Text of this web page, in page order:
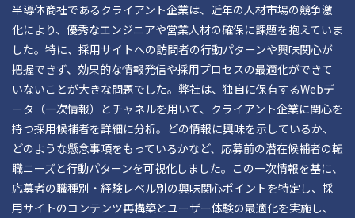
半導体商社であるクライアント企業は、近年の人材市場の競争激
化により、優秀なエンジニアや営業人材の確保に課題を抱えていま
した。特に、採用サイトへの訪問者の行動パターンや興味関心が
把握できず、効果的な情報発信や採用プロセスの最適化ができて
いないことが大きな問題でした。弊社は、独自に保有するWebデ
ータ（一次情報）とチャネルを用いて、クライアント企業に関心を
持つ採用候補者を詳細に分析。どの情報に興味を示しているか、
どのような懸念事項をもっているかなど、応募前の潜在候補者の転
職ニーズと行動パターンを可視化しました。この一次情報を基に、
応募者の職種別・経験レベル別の興味関心ポイントを特定し、採
用サイトのコンテンツ再構築とユーザー体験の最適化を実施し、